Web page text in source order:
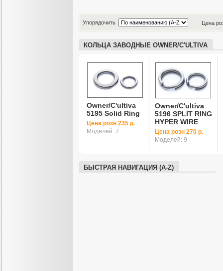
Упорядочить Цена
КОЛЬЦА ЗАВОДНЫЕ OWNER/C'ULTIVA
Owner/C'ultiva
5195 Solid Ring
Цена розн 235 р.
Моделей: 7
Owner/C'ultiva
5196 SPLIT RING
HYPER WIRE
Цена розн 270 р.
Моделей: 9
БЫСТРАЯ НАВИГАЦИЯ (A-Z)